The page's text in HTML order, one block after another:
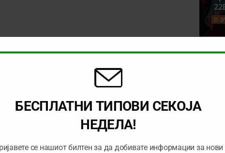
БЕСПЛАТНИ ТИПОВИ СЕКОЈА
НЕДЕЛА!
се нашиот билтен за да добивате информации за нови